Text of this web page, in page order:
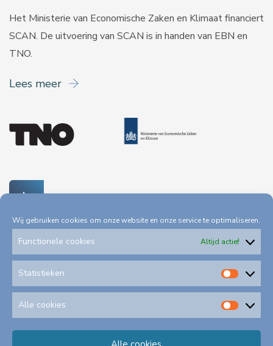
Wij gebruiken cookies om onze website en onze service te optimaliseren.
Functionele cookies Altijd actief
Statistieken
Alle cookies
Alle
Het Ministerie van Economische Zaken en Klimaat financiert
SCAN. De uitvoering van SCAN is in handen van EBN en
TNO.
Lees meer
Privacystatement
Schadeformulieren